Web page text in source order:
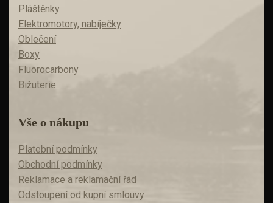
Pláštěnky
Elektromotory, nabíječky
Oblečení
Boxy
Fluorocarbony
Bižuterie
Vše o nákupu
Platební podmínky
Obchodní podmínky
Reklamace a reklamační řád
Odstoupení od kupní smlouvy